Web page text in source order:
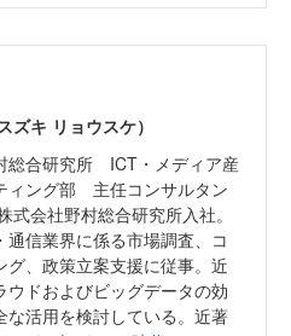
ズキ リョウスケ）
総合研究所 ICT・メディア産
ィング部 主任コンサルタン
式会社野村総合研究所入社。
通信業界に係る市場調査、コ
グ、政策立案支援に従事。近
ウドおよびビッグデータの効
な活用を検討している。近著